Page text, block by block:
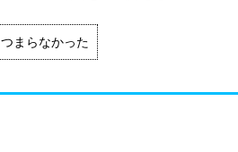
つまらなかった